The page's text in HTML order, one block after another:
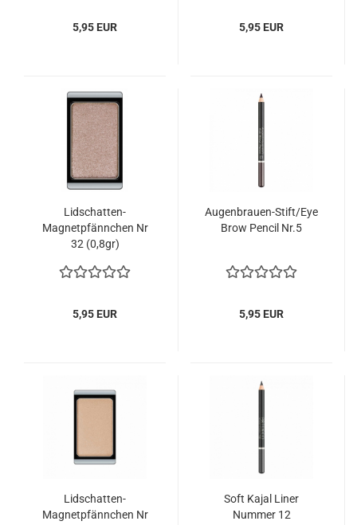
5,95 EUR 5,95 EUR
Lidschatten-
Magnetpfännchen Nr
32 (0,8gr)
5,95 EUR
Augenbrauen-Stift/Eye
Brow Pencil Nr.5
5,95 EUR
Lidschatten-
Magnetpfännchen Nr
Soft Kajal Liner
Nummer 12